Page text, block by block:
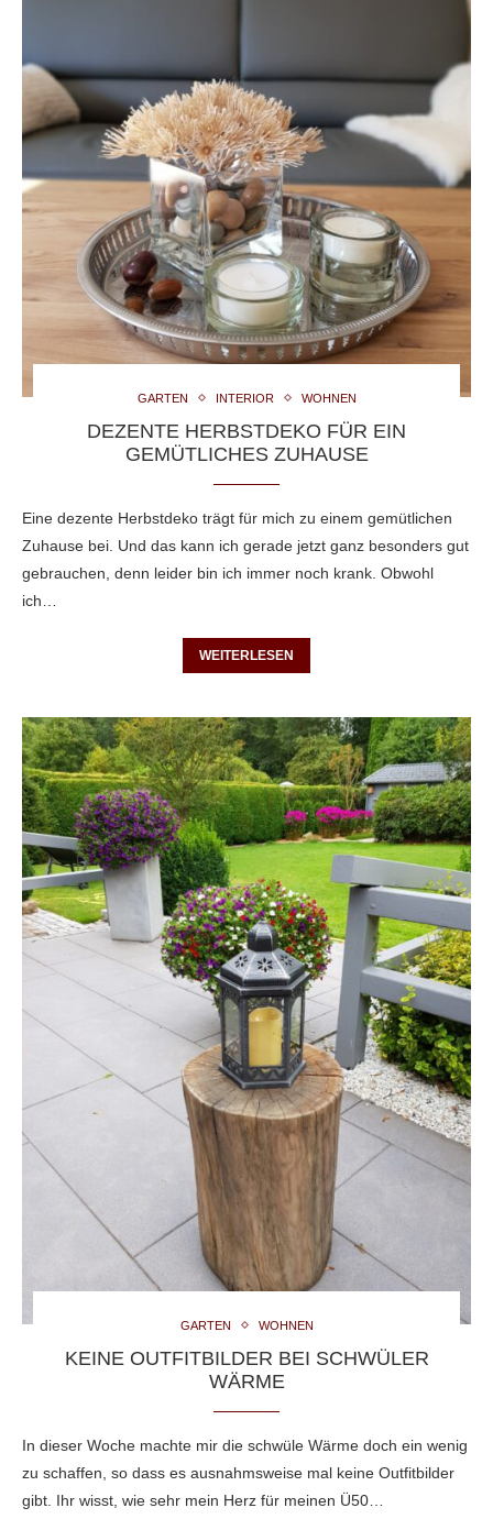
GARTEN INTERIOR WOHNEN
DEZENTE HERBSTDEKO FÜR EIN
GEMÜTLICHES ZUHAUSE
Eine dezente Herbstdeko trägt für mich zu einem gemütlichen
Zuhause bei. Und das kann ich gerade jetzt ganz besonders gut
gebrauchen, denn leider bin ich immer noch krank. Obwohl
ich…
WEITERLESEN
GARTEN WOHNEN
KEINE OUTFITBILDER BEI SCHWÜLER
WÄRME
In dieser Woche machte mir die schwüle Wärme doch ein wenig
zu schaffen, so dass es ausnahmsweise mal keine Outfitbilder
gibt. Ihr wisst, wie sehr mein Herz für meinen Ü50…